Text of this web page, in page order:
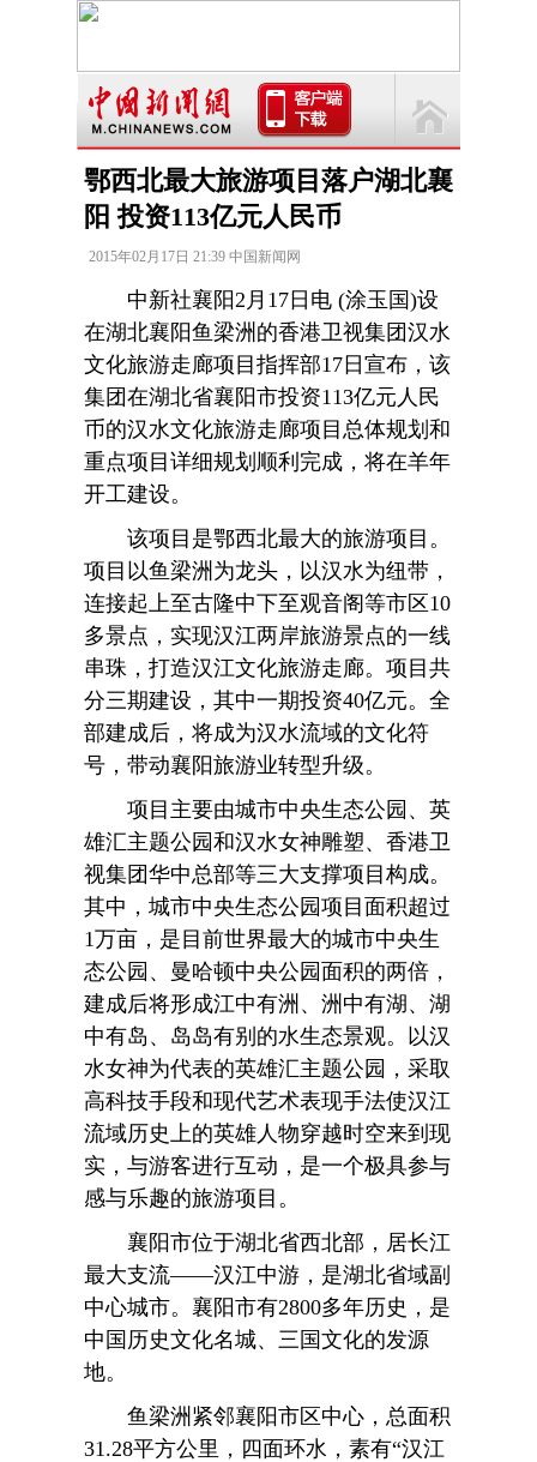
鄂西北最大旅游项目落户湖北襄
阳 投资113亿元人民币
2015年02月17日 21:39 中国新闻网
中新社襄阳2月17日电 (涂玉国)设
在湖北襄阳鱼梁洲的香港卫视集团汉水
文化旅游走廊项目指挥部17日宣布，该
集团在湖北省襄阳市投资113亿元人民
币的汉水文化旅游走廊项目总体规划和
重点项目详细规划顺利完成，将在羊年
开工建设。
该项目是鄂西北最大的旅游项目。
项目以鱼梁洲为龙头，以汉水为纽带，
连接起上至古隆中下至观音阁等市区10
多景点，实现汉江两岸旅游景点的一线
串珠，打造汉江文化旅游走廊。项目共
分三期建设，其中一期投资40亿元。全
部建成后，将成为汉水流域的文化符
号，带动襄阳旅游业转型升级。
项目主要由城市中央生态公园、英
雄汇主题公园和汉水女神雕塑、香港卫
视集团华中总部等三大支撑项目构成。
其中，城市中央生态公园项目面积超过
1万亩，是目前世界最大的城市中央生
态公园、曼哈顿中央公园面积的两倍，
建成后将形成江中有洲、洲中有湖、湖
中有岛、岛岛有别的水生态景观。以汉
水女神为代表的英雄汇主题公园，采取
高科技手段和现代艺术表现手法使汉江
流域历史上的英雄人物穿越时空来到现
实，与游客进行互动，是一个极具参与
感与乐趣的旅游项目。
襄阳市位于湖北省西北部，居长江
最大支流——汉江中游，是湖北省域副
中心城市。襄阳市有2800多年历史，是
中国历史文化名城、三国文化的发源
地。
鱼梁洲紧邻襄阳市区中心，总面积
31.28平方公里，四面环水，素有“汉江